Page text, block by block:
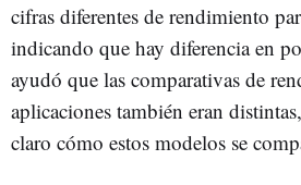
cifras diferentes de rendimiento
indicando que hay diferencia en
ayudó que las comparativas de
aplicaciones también eran
claro cómo estos modelos se